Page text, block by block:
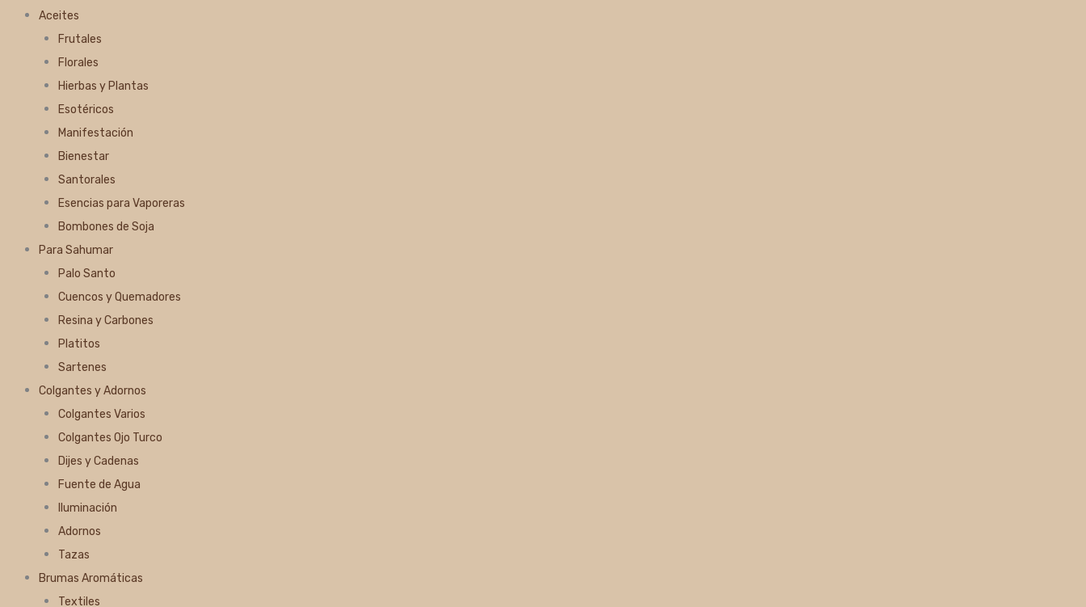
Aceites
Frutales
Florales
Hierbas y Plantas
Esotéricos
Manifestación
Bienestar
Santorales
Esencias para Vaporeras
Bombones de Soja
Para Sahumar
Palo Santo
Cuencos y Quemadores
Resina y Carbones
Platitos
Sartenes
Colgantes y Adornos
Colgantes Varios
Colgantes Ojo Turco
Dijes y Cadenas
Fuente de Agua
Iluminación
Adornos
Tazas
Brumas Aromáticas
Textiles